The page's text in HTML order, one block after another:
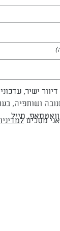
ישיר,
ושותפיה,
מסכים